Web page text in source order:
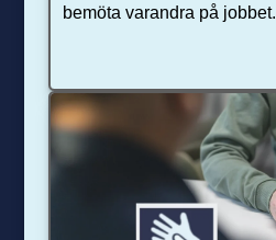
bemöta varandra på jobbet.